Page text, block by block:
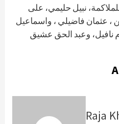
نبيل حليمي، على
، عثمان فاضيلي ، واسماعيل
نافيل، وعبد الحق عشيق
Raja